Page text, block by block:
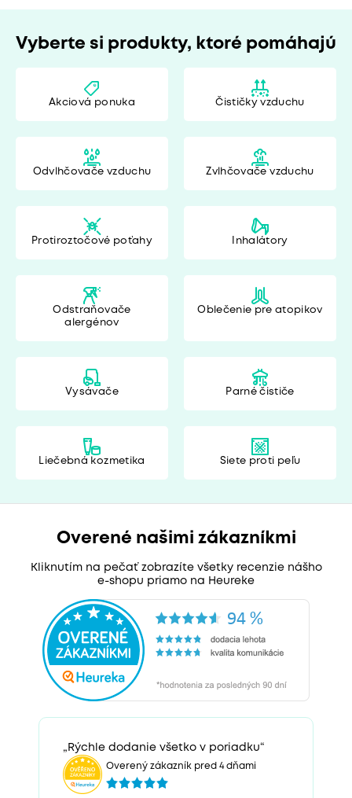
Vyberte si produkty, ktoré pomáhajú
Akciová ponuka Čističky vzduchu
Odvlhčovače vzduchu Zvlhčovače vzduchu
Protiroztočové poťahy Inhalátory
Odstraňovače
alergénov
Oblečenie pre atopikov
Vysávače Parné čističe
Liečebná kozmetika Siete proti peľu
Overené našimi zákazníkmi
Kliknutím na pečať zobrazíte všetky recenzie nášho
e-shopu priamo na Heureke
„Rýchle dodanie všetko v poriadku“
Overený zákazník pred 4 dňami